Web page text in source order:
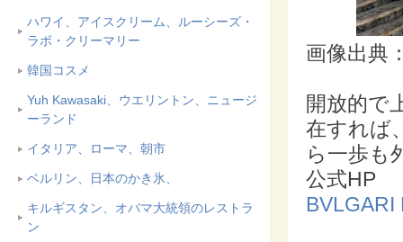
ハワイ、アイスクリーム、ルーシーズ・
ラボ・クリーマリー
韓国コスメ
Yuh Kawasaki、ウエリントン、ニュージ
ーランド
イタリア、ローマ、朝市
ベルリン、日本のかき氷、
キルギスタン、オバマ大統領のレストラ
ン
画像出典
開放的で
在すれば
ら一歩も
公式HP
BVLGARI